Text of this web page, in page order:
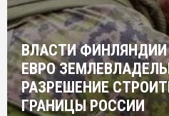
ВЛАСТИ ФИНЛЯНДИИ
ЕВРО
РАЗРЕШЕНИЕ
ГРАНИЦЫ РОССИИ